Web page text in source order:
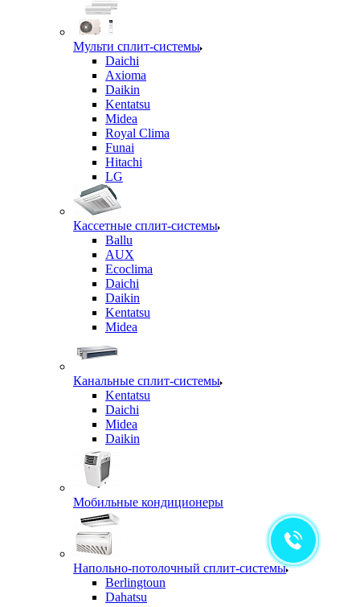
Мульти сплит-системы
Daichi
Axioma
Daikin
Kentatsu
Midea
Royal Clima
Funai
Hitachi
LG
Кассетные сплит-системы
Ballu
AUX
Ecoclima
Daichi
Daikin
Kentatsu
Midea
Канальные сплит-системы
Kentatsu
Daichi
Midea
Daikin
Мобильные кондиционеры
Напольно-потолочный сплит-системы
Berlingtoun
Dahatsu